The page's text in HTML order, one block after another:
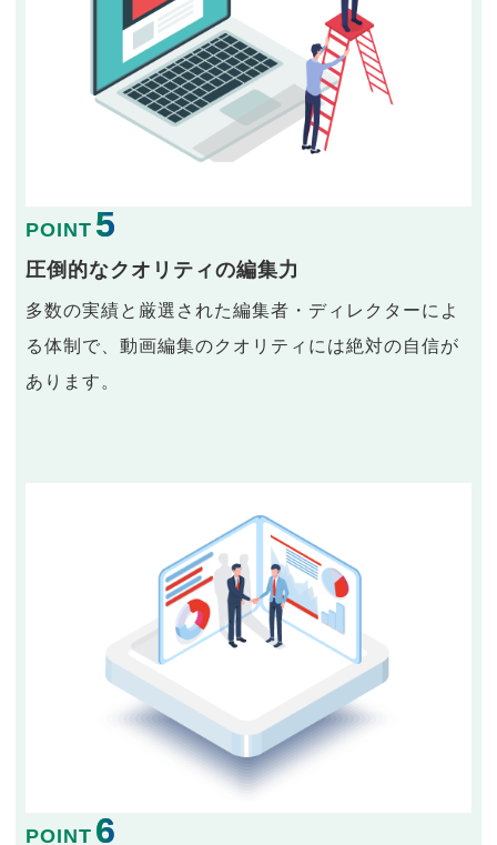
POINT 5
圧倒的なクオリティの編集力
多数の実績と厳選された編集者・ディレクターによ
る体制で、動画編集のクオリティには絶対の自信が
あります。
POINT 6